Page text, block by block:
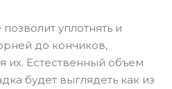
уплотнять и
до кончиков,
их. Естественный объем
будет выглядеть как из